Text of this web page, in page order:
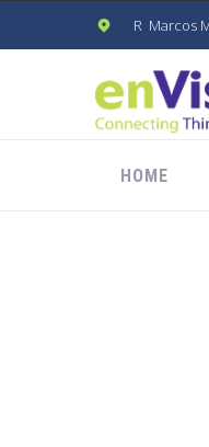
R Marcos
HOME